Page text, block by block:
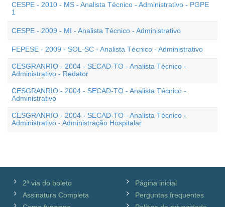
CESPE - 2010 - MS - Analista Técnico - Administrativo - PGPE
1
CESPE - 2009 - MI - Analista Técnico - Administrativo
FEPESE - 2009 - SOL-SC - Analista Técnico - Administrativo
CESGRANRIO - 2004 - SECAD-TO - Analista Técnico -
Administrativo - Redator
CESGRANRIO - 2004 - SECAD-TO - Analista Técnico -
Administrativo
CESGRANRIO - 2004 - SECAD-TO - Analista Técnico -
Administrativo - Administração Hospitalar
2ª via do boleto
Assinatura Completa
Página inicial
Perguntas frequentes